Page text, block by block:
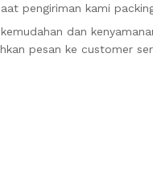
pengiriman kami
dan
pesan ke customer